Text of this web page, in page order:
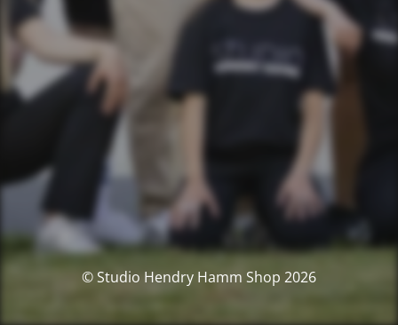
© Studio Hendry Hamm Shop 2026